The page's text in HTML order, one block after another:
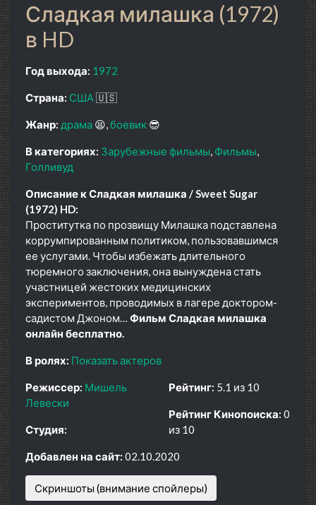
Сладкая милашка (1972)
в HD
Год выхода: 1972
Страна: США🇺🇸
Жанр: драма 😫 боевик 😎
В категориях: Зарубежные фильмы Фильмы
Голливуд
Описание к Сладкая милашка / Sweet Sugar
(1972) HD:
Проститутка по прозвищу Милашка подставлена
коррумпированным политиком, пользовавшимся
ее услугами. Чтобы избежать длительного
тюремного заключения, она вынуждена стать
участницей жестоких медицинских
экспериментов, проводимых в лагере доктором-
садистом Джоном… Фильм Сладкая милашка
онлайн бесплатно.
В ролях: Показать актеров
Режиссер: Мишель
Левески
Студия:
Рейтинг: 5.1 из 10
Рейтинг Кинопоиска: 0
из 10
Добавлен на сайт: 02.10.2020
Скриншоты (внимание спойлеры)